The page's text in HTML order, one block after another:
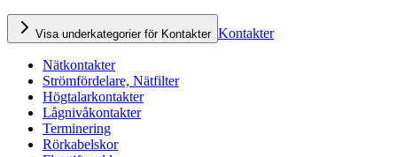
Visa underkategorier för Kontakter Kontakter
Nätkontakter
Strömfördelare, Nätfilter
Högtalarkontakter
Lågnivåkontakter
Terminering
Rörkabelskor